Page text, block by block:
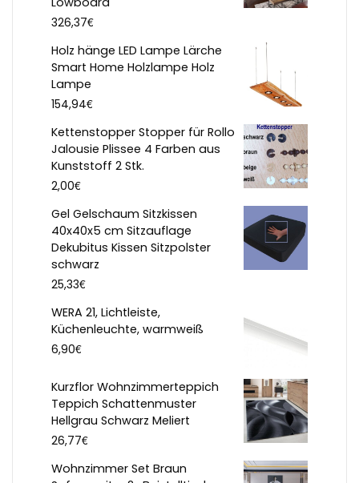
326,37€
Holz hänge LED Lampe Lärche
Smart Home Holzlampe Holz
Lampe
154,94€
Kettenstopper Stopper für Rollo
Jalousie Plissee 4 Farben aus
Kunststoff 2 Stk.
2,00€
Gel Gelschaum Sitzkissen
40x40x5 cm Sitzauflage
Dekubitus Kissen Sitzpolster
schwarz
25,33€
WERA 21, Lichtleiste,
Küchenleuchte, warmweiß
6,90€
Kurzflor Wohnzimmerteppich
Teppich Schattenmuster
Hellgrau Schwarz Meliert
26,77€
Wohnzimmer Set Braun